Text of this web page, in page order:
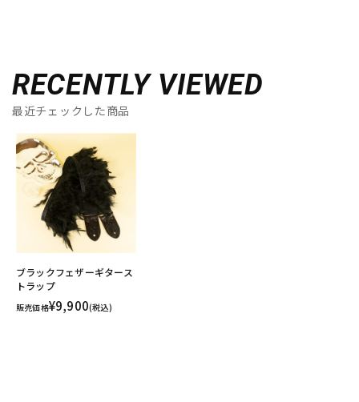
RECENTLY VIEWED
最近チェックした商品
ブラックフェザーギタース
トラップ
販売価格¥9,900(税込)